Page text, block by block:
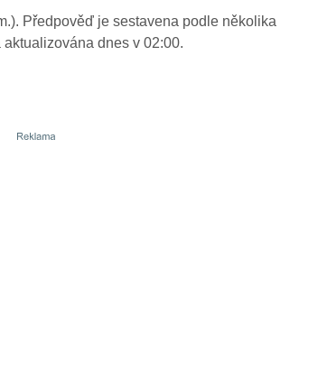
Předpověď je sestavena podle několika
dnes v 02:00.